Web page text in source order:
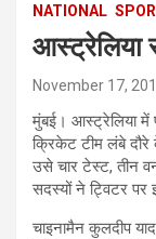
NATIONAL
आस्ट्रेलिया
November 17,
मुंबई। आस्ट्रेलिया में
क्रिकेट टीम लंबे दौरे
उसे चार टेस्ट, तीन
सदस्यों ने ट्विटर पर
चाइनामैन कुलदीप